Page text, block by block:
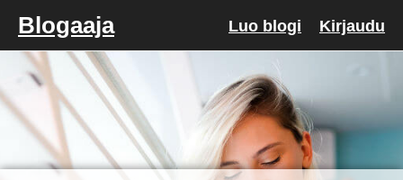
Blogaaja Luo blogi Kirjaudu